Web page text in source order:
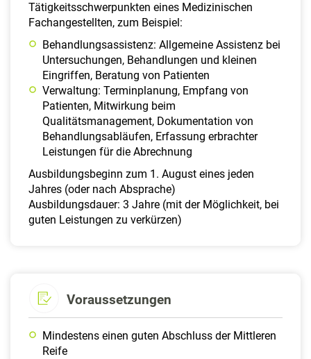
Tätigkeitsschwerpunkten eines Medizinischen
Fachangestellten, zum Beispiel:
Behandlungsassistenz: Allgemeine Assistenz bei
Untersuchungen, Behandlungen und kleinen
Eingriffen, Beratung von Patienten
Verwaltung: Terminplanung, Empfang von
Patienten, Mitwirkung beim
Qualitätsmanagement, Dokumentation von
Behandlungsabläufen, Erfassung erbrachter
Leistungen für die Abrechnung
Ausbildungsbeginn zum 1. August eines jeden
Jahres (oder nach Absprache)
Ausbildungsdauer: 3 Jahre (mit der Möglichkeit, bei
guten Leistungen zu verkürzen)
Voraussetzungen
Mindestens einen guten Abschluss der Mittleren
Reife